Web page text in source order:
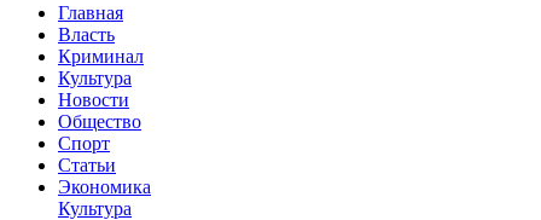
Главная
Власть
Криминал
Культура
Новости
Общество
Спорт
Статьи
Экономика
Культура